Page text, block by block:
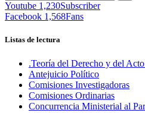
Youtube 1,230Subscriber
Facebook 1,568Fans
Listas de lectura
.Teoría del Derecho y del
Antejuicio Político
Comisiones Investigadoras
Comisiones Ordinarias
Concurrencia Ministerial al